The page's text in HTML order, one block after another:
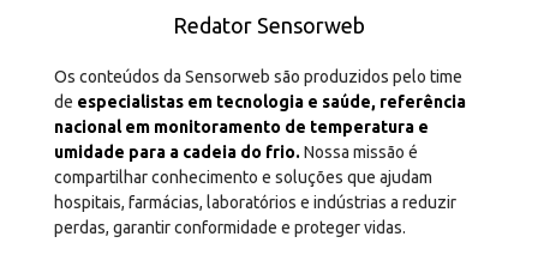
Redator Sensorweb
Os conteúdos da Sensorweb são produzidos pelo time
de especialistas em tecnologia e saúde, referência
nacional em monitoramento de temperatura e
umidade para a cadeia do frio. Nossa missão é
compartilhar conhecimento e soluções que ajudam
hospitais, farmácias, laboratórios e indústrias a reduzir
perdas, garantir conformidade e proteger vidas.